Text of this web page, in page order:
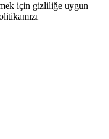
için gizliliğe uygun